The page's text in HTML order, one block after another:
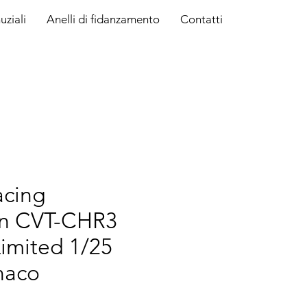
Anelli di fidanzamento Contatti
CVT-CHR3
1/25